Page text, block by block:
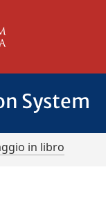
System
in libro